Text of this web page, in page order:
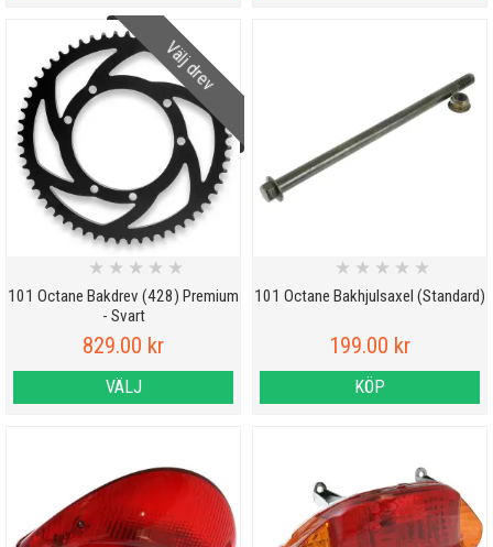
Välj drev
101 Octane Bakdrev (428) Premium
- Svart
★ ★ ★ ★ ★
829.00 kr
VÄLJ
101 Octane Bakhjulsaxel (Standard)
★ ★ ★ ★ ★
199.00 kr
KÖP